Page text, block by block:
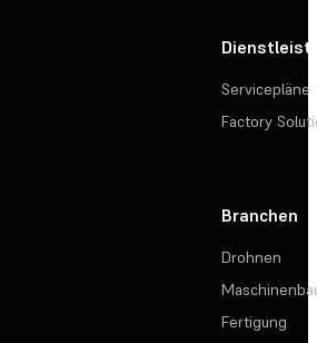
Servicepläne
Factory
Branchen
Drohnen
Fertigung